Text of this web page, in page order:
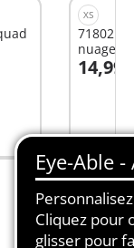
XS
71802 -
nuage et
14,99 €
Au
M
72067 -
29,99
Au